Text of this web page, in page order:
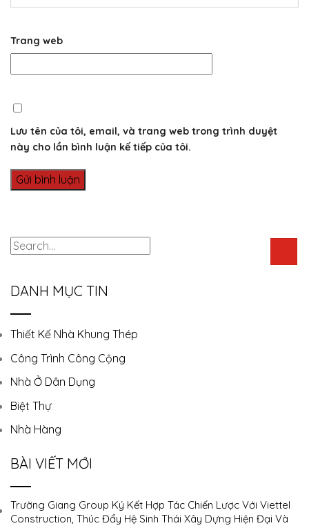
Trang web
Lưu tên của tôi, email, và trang web trong trình duyệt
này cho lần bình luận kế tiếp của tôi.
DANH MỤC TIN
Thiết Kế Nhà Khung Thép
Công Trình Công Cộng
Nhà Ở Dân Dụng
Biệt Thự
Nhà Hàng
BÀI VIẾT MỚI
Trường Giang Group Ký Kết Hợp Tác Chiến Lược Với Viettel
Construction, Thúc Đẩy Hệ Sinh Thái Xây Dựng Hiện Đại Và